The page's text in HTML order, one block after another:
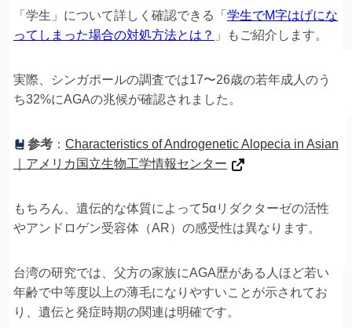
「学生」について詳しく確認できる「 学生でM字はげにな
ってしまった場合の対処方法とは？ 」もご紹介します。
実際、シンガポールの調査では17〜26歳の若年成人のう
ち32%にAGAの兆候が確認されました。
参考 ： Characteristics of Androgenetic Alopecia in Asian
｜アメリカ国立生物工学情報センター
もちろん、遺伝的な体質によって5αリダクターゼの活性
やアンドロゲン受容体（AR）の感受性は異なります。
台湾の研究では、父方の家族にAGA歴がある人ほど若い
年齢で中等度以上の薄毛になりやすいことが示されてお
り、遺伝と発症時期の関連は明確です。